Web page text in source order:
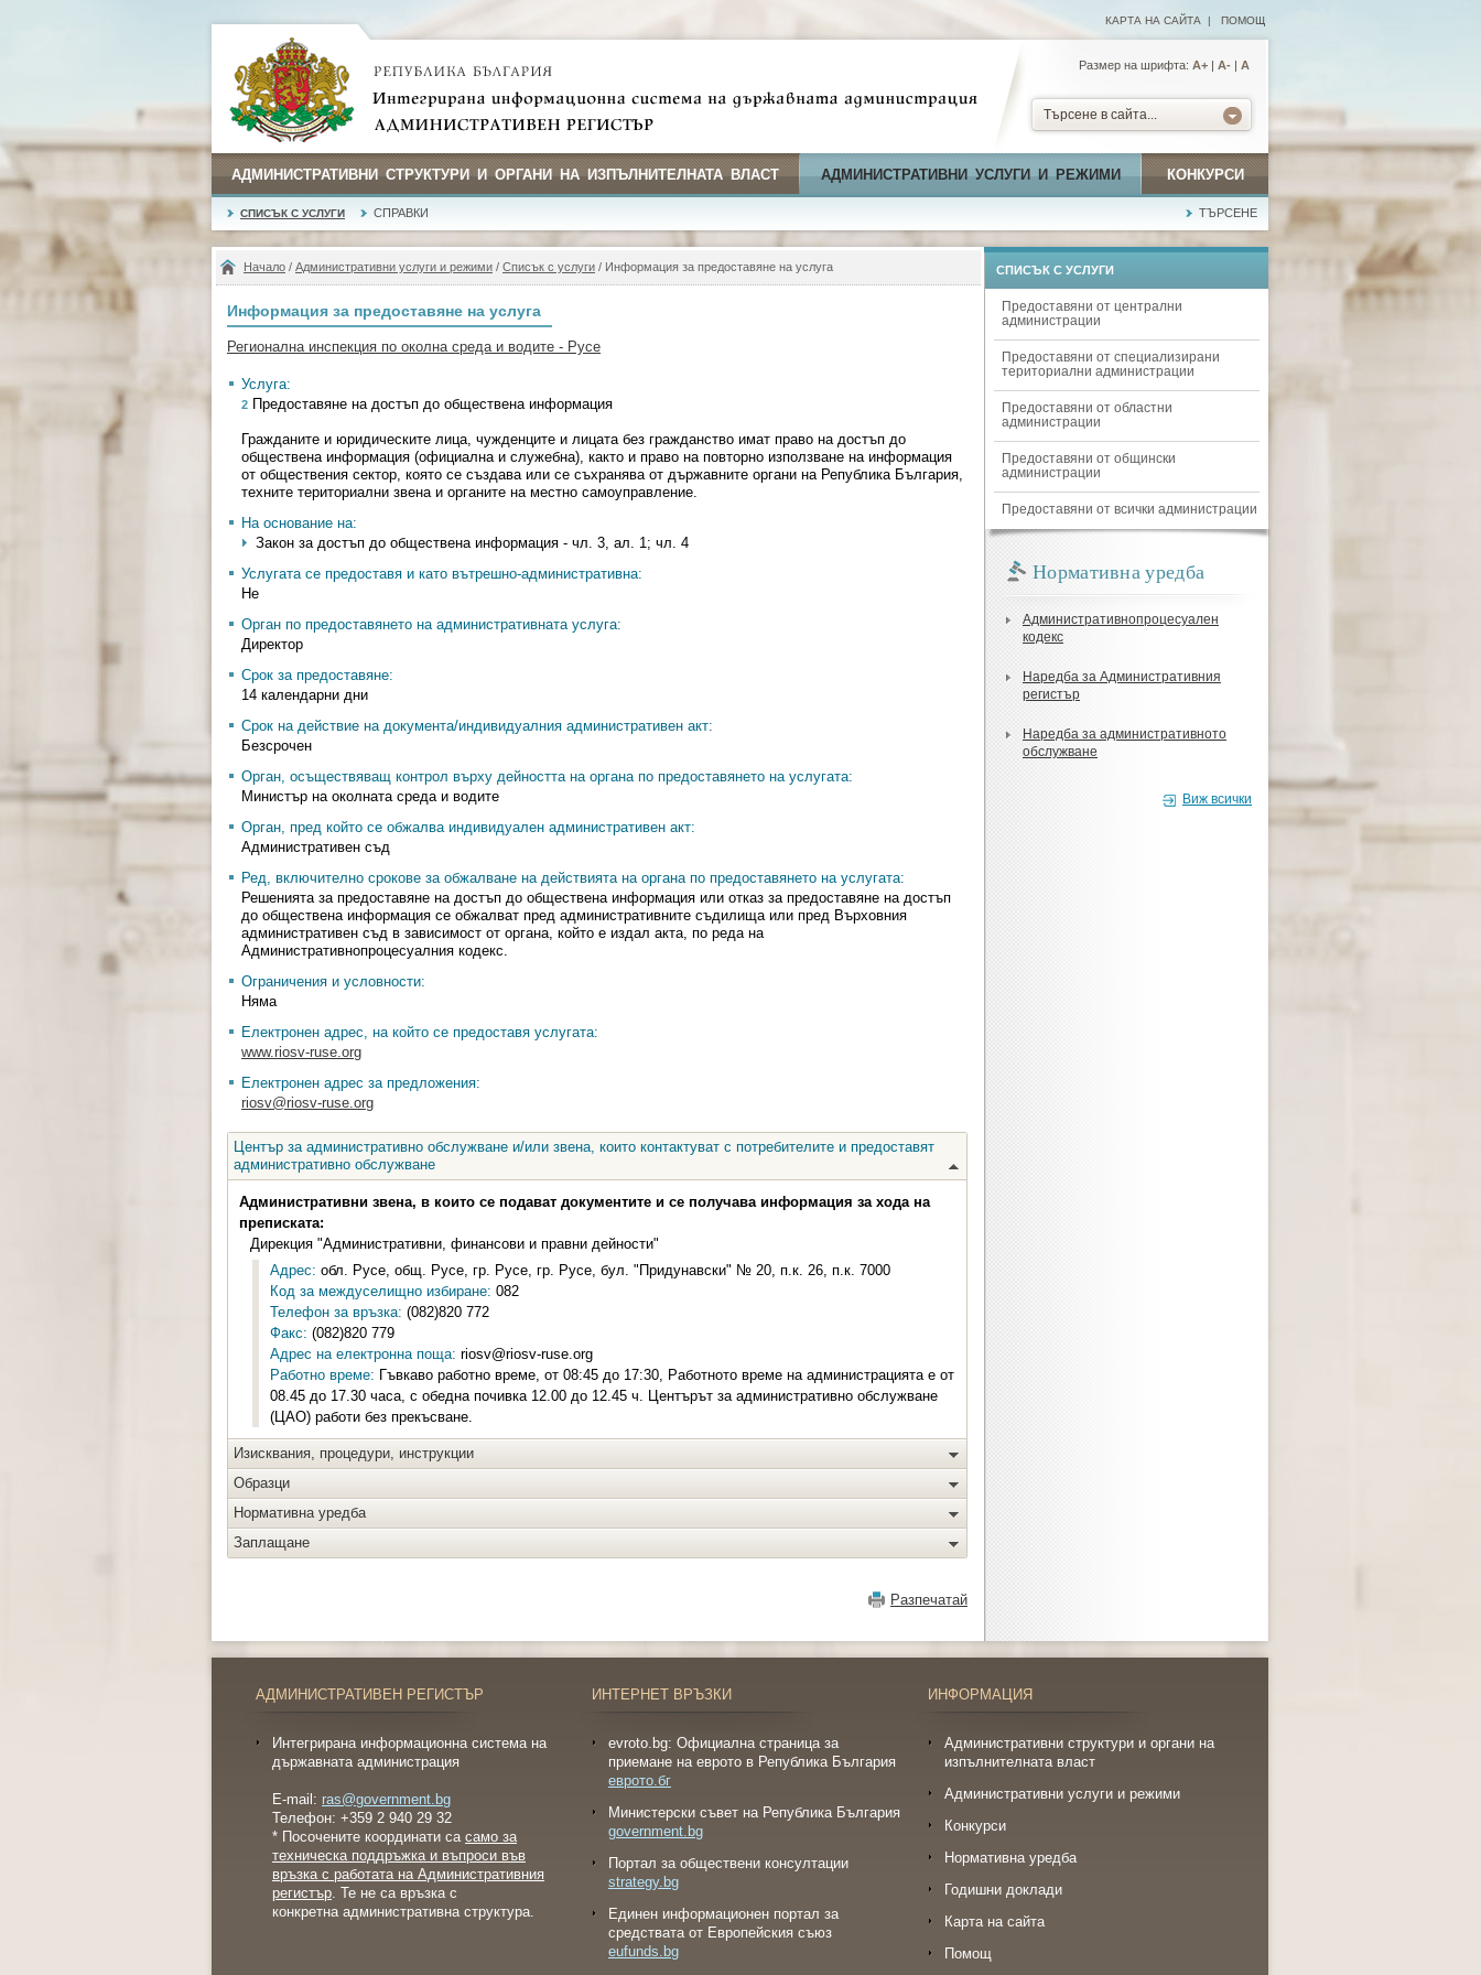
КАРТА НА САЙТА | ПОМОЩ
Размер на шрифта: А+ | A- | A
Търсене в сайта...
АДМИНИСТРАТИВНИ СТРУКТУРИ И ОРГАНИ НА ИЗПЪЛНИТЕЛНАТА ВЛАСТ АДМИНИСТРАТИВНИ УСЛУГИ И РЕЖИМИ КОНКУРСИ
СПИСЪК С УСЛУГИ СПРАВКИ ТЪРСЕНЕ
Начало / Административни услуги и режими / Списък с услуги / Информация за предоставяне на услуга
Информация за предоставяне на услуга
Регионална инспекция по околна среда и водите - Русе
Услуга:
2 Предоставяне на достъп до обществена информация
Гражданите и юридическите лица, чужденците и лицата без гражданство имат право на достъп до
обществена информация (официална и служебна), както и право на повторно използване на информация
от обществения сектор, която се създава или се съхранява от държавните органи на Република България,
техните териториални звена и органите на местно самоуправление.
На основание на:
Закон за достъп до обществена информация - чл. 3, ал. 1; чл. 4
Услугата се предоставя и като вътрешно-административна:
Не
Орган по предоставянето на административната услуга:
Директор
Срок за предоставяне:
14 календарни дни
Срок на действие на документа/индивидуалния административен акт:
Безсрочен
Орган, осъществяващ контрол върху дейността на органа по предоставянето на услугата:
Министър на околната среда и водите
Орган, пред който се обжалва индивидуален административен акт:
Административен съд
Ред, включително срокове за обжалване на действията на органа по предоставянето на услугата:
Решенията за предоставяне на достъп до обществена информация или отказ за предоставяне на достъп
до обществена информация се обжалват пред административните съдилища или пред Върховния
административен съд в зависимост от органа, който е издал акта, по реда на
Административнопроцесуалния кодекс.
Ограничения и условности:
Няма
Електронен адрес, на който се предоставя услугата:
www.riosv-ruse.org
Електронен адрес за предложения:
riosv@riosv-ruse.org
Център за административно обслужване и/или звена, които контактуват с потребителите и предоставят
административно обслужване
Административни звена, в които се подават документите и се получава информация за хода на
преписката:
Дирекция "Административни, финансови и правни дейности"
Адрес: обл. Русе, общ. Русе, гр. Русе, гр. Русе, бул. "Придунавски" № 20, п.к. 26, п.к. 7000
Код за междуселищно избиране: 082
Телефон за връзка: (082)820 772
Факс: (082)820 779
Адрес на електронна поща: riosv@riosv-ruse.org
Работно време: Гъвкаво работно време, от 08:45 до 17:30, Работното време на администрацията е от
08.45 до 17.30 часа, с обедна почивка 12.00 до 12.45 ч. Центърът за административно обслужване
(ЦАО) работи без прекъсване.
Изисквания, процедури, инструкции
Образци
Нормативна уредба
Заплащане
Разпечатай
СПИСЪК С УСЛУГИ
Предоставяни от централни
администрации
Предоставяни от специализирани
териториални администрации
Предоставяни от областни
администрации
Предоставяни от общински
администрации
Предоставяни от всички администрации
Нормативна уредба
Административнопроцесуален
кодекс
Наредба за Административния
регистър
Наредба за административното
обслужване
Виж всички
АДМИНИСТРАТИВЕН РЕГИСТЪР
Интегрирана информационна система на
държавната администрация
E-mail: ras@government.bg
Телефон: +359 2 940 29 32
* Посочените координати са само за
техническа поддръжка и въпроси във
връзка с работата на Административния
регистър. Те не са връзка с
конкретна административна структура.
ИНТЕРНЕТ ВРЪЗКИ
evroto.bg: Официална страница за
приемане на еврото в Република България
еврото.бг
Министерски съвет на Република България
government.bg
Портал за обществени консултации
strategy.bg
Eдинен информационен портал за
средствата от Европейския съюз
eufunds.bg
ИНФОРМАЦИЯ
Административни структури и органи на
изпълнителната власт
Административни услуги и режими
Конкурси
Нормативна уредба
Годишни доклади
Карта на сайта
Помощ